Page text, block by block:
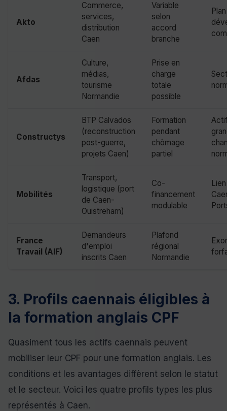
Akto
Commerce,
services,
distribution
Caen
Variable
selon
accord
branche
Afdas
Culture,
médias,
tourisme
Normandie
Prise en
charge
totale
possible
Constructys
BTP Calvados
(reconstruction
post-guerre,
projets Caen)
Formation
pendant
chômage
partiel
Mobilités
Transport,
logistique (port
de Caen-
Ouistreham)
Co-
financement
modulable
France
Travail (AIF)
Demandeurs
d'emploi
inscrits Caen
Plafond
régional
Normandie
3. Profils caennais éligibles à
la formation anglais CPF
Quasiment tous les actifs caennais peuvent
mobiliser leur CPF pour une formation anglais. Les
conditions et les avantages diffèrent selon le statut
et le secteur. Voici les quatre profils types les plus
représentés à Caen.